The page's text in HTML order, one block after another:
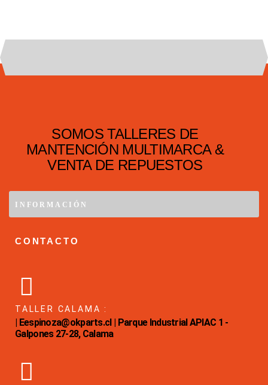
SOMOS TALLERES DE
MANTENCIÓN MULTIMARCA &
VENTA DE REPUESTOS
INFORMACIÓN
CONTACTO
TALLER CALAMA :
| Eespinoza@okparts.cl | Parque Industrial APIAC 1 -
Galpones 27-28, Calama